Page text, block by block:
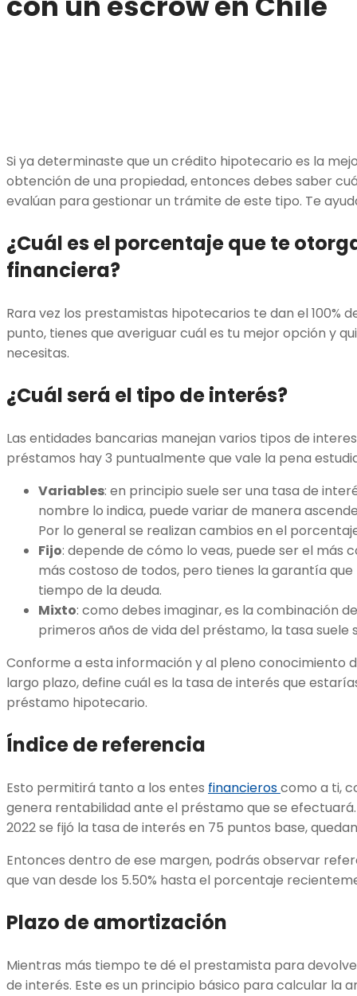
Si ya determinaste que un crédito hipotecario es la
obtención de una propiedad, entonces debes saber
evalúan para gestionar un trámite de este tipo. Te
¿Cuál es el porcentaje que te
financiera?
Rara vez los prestamistas hipotecarios te dan el 100%
punto, tienes que averiguar cuál es tu mejor opción y
necesitas.
¿Cuál será el tipo de interés?
Las entidades bancarias manejan varios tipos de
préstamos hay 3 puntualmente que vale la pena
Variables: en principio suele ser una tasa de
nombre lo indica, puede variar de manera
Por lo general se realizan cambios en el
Fijo: depende de cómo lo veas, puede ser el más
más costoso de todos, pero tienes la garantía
tiempo de la deuda.
Mixto: como debes imaginar, es la combinación
primeros años de vida del préstamo, la tasa suele
Conforme a esta información y al pleno conocimiento
largo plazo, define cuál es la tasa de interés que
préstamo hipotecario.
Índice de referencia
Esto permitirá tanto a los entes financieroscomo a ti,
genera rentabilidad ante el préstamo que se
2022 se fijó la tasa de interés en 75 puntos base,
Entonces dentro de ese margen, podrás observar
que van desde los 5.50% hasta el porcentaje
Plazo de amortización
Mientras más tiempo te dé el prestamista para
de interés. Este es un principio básico para calcular la